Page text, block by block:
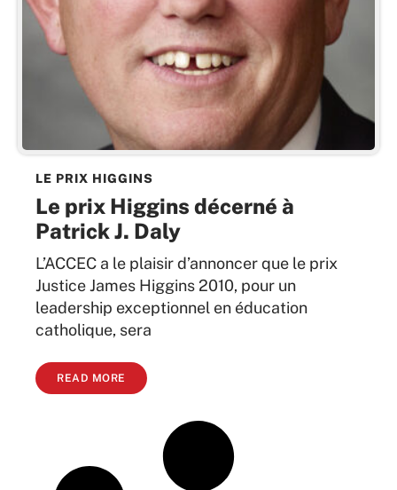
LE PRIX HIGGINS
Le prix Higgins décerné à
Patrick J. Daly
L’ACCEC a le plaisir d’annoncer que le prix
Justice James Higgins 2010, pour un
leadership exceptionnel en éducation
catholique, sera
READ MORE